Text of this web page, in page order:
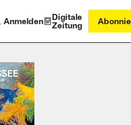
Anmelden
Digitale
Zeitung